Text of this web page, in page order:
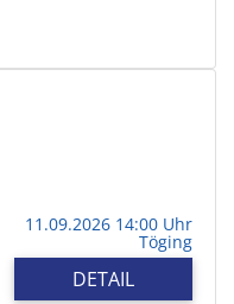
11.09.2026 14:00 Uhr
Töging
DETAIL